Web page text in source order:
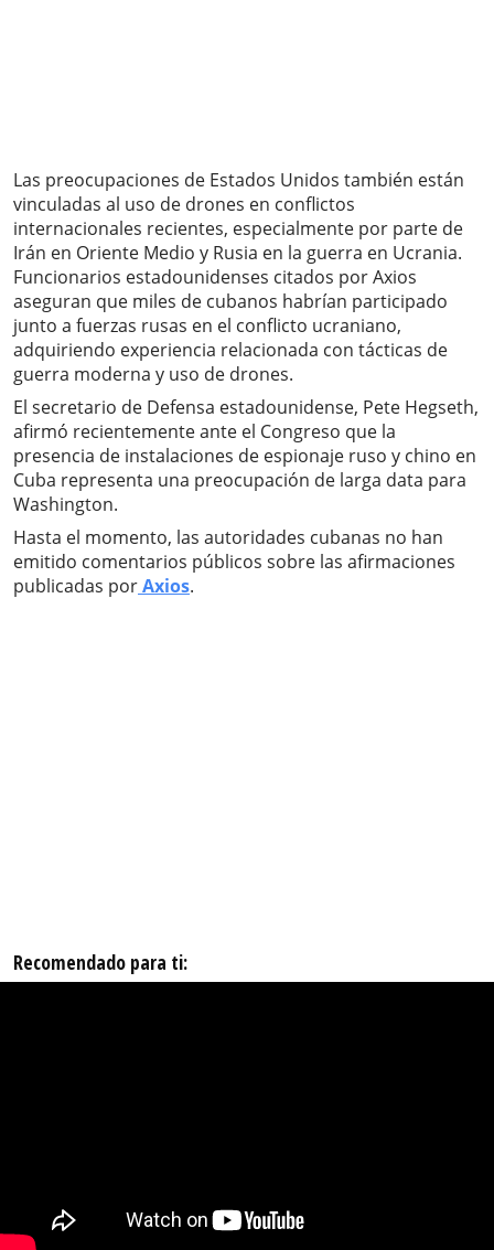
Las preocupaciones de Estados Unidos también están
vinculadas al uso de drones en conflictos
internacionales recientes, especialmente por parte de
Irán en Oriente Medio y Rusia en la guerra en Ucrania.
Funcionarios estadounidenses citados por Axios
aseguran que miles de cubanos habrían participado
junto a fuerzas rusas en el conflicto ucraniano,
adquiriendo experiencia relacionada con tácticas de
guerra moderna y uso de drones.
El secretario de Defensa estadounidense, Pete Hegseth,
afirmó recientemente ante el Congreso que la
presencia de instalaciones de espionaje ruso y chino en
Cuba representa una preocupación de larga data para
Washington.
Hasta el momento, las autoridades cubanas no han
emitido comentarios públicos sobre las afirmaciones
publicadas porAxios.
Recomendado para ti: